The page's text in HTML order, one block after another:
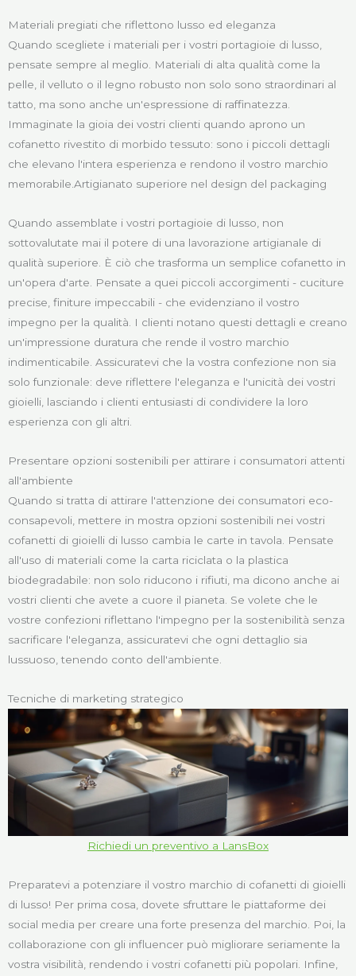
Materiali pregiati che riflettono lusso ed eleganza
Quando scegliete i materiali per i vostri portagioie di lusso,
pensate sempre al meglio. Materiali di alta qualità come la
pelle, il velluto o il legno robusto non solo sono straordinari al
tatto, ma sono anche un'espressione di raffinatezza.
Immaginate la gioia dei vostri clienti quando aprono un
cofanetto rivestito di morbido tessuto: sono i piccoli dettagli
che elevano l'intera esperienza e rendono il vostro marchio
memorabile.Artigianato superiore nel design del packaging
Quando assemblate i vostri portagioie di lusso, non
sottovalutate mai il potere di una lavorazione artigianale di
qualità superiore. È ciò che trasforma un semplice cofanetto in
un'opera d'arte. Pensate a quei piccoli accorgimenti - cuciture
precise, finiture impeccabili - che evidenziano il vostro
impegno per la qualità. I clienti notano questi dettagli e creano
un'impressione duratura che rende il vostro marchio
indimenticabile. Assicuratevi che la vostra confezione non sia
solo funzionale: deve riflettere l'eleganza e l'unicità dei vostri
gioielli, lasciando i clienti entusiasti di condividere la loro
esperienza con gli altri.
Presentare opzioni sostenibili per attirare i consumatori attenti
all'ambiente
Quando si tratta di attirare l'attenzione dei consumatori eco-
consapevoli, mettere in mostra opzioni sostenibili nei vostri
cofanetti di gioielli di lusso cambia le carte in tavola. Pensate
all'uso di materiali come la carta riciclata o la plastica
biodegradabile: non solo riducono i rifiuti, ma dicono anche ai
vostri clienti che avete a cuore il pianeta. Se volete che le
vostre confezioni riflettano l'impegno per la sostenibilità senza
sacrificare l'eleganza, assicuratevi che ogni dettaglio sia
lussuoso, tenendo conto dell'ambiente.
Tecniche di marketing strategico
Richiedi un preventivo a LansBox
Preparatevi a potenziare il vostro marchio di cofanetti di gioielli
di lusso! Per prima cosa, dovete sfruttare le piattaforme dei
social media per creare una forte presenza del marchio. Poi, la
collaborazione con gli influencer può migliorare seriamente la
vostra visibilità, rendendo i vostri cofanetti più popolari. Infine,